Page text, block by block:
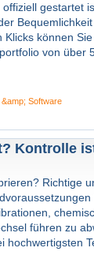
gestartet
Klicks können
von über
Software
Kontrolle
Richtige
führen zu
hochwertigsten